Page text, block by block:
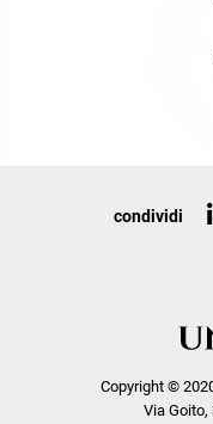
condividi
Copyright ©
Via Goito,